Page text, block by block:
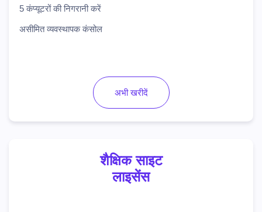
5 कंप्यूटरों की निगरानी करें
असीमित व्यवस्थापक कंसोल
अभी खरीदें
शैक्षिक साइट
लाइसेंस